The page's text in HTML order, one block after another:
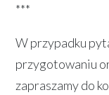
***
W przypadku
przygotowaniu
zapraszamy do